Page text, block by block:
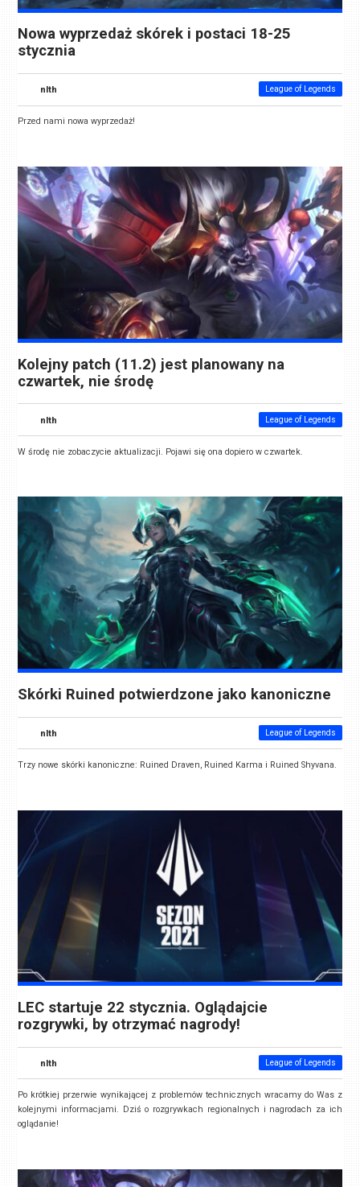
Nowa wyprzedaż skórek i postaci 18-25
stycznia
nlth League of Legends
Przed nami nowa wyprzedaż!
Kolejny patch (11.2) jest planowany na
czwartek, nie środę
nlth League of Legends
W środę nie zobaczycie aktualizacji. Pojawi się ona dopiero w czwartek.
Skórki Ruined potwierdzone jako kanoniczne
nlth League of Legends
Trzy nowe skórki kanoniczne: Ruined Draven, Ruined Karma i Ruined Shyvana.
LEC startuje 22 stycznia. Oglądajcie
rozgrywki, by otrzymać nagrody!
nlth League of Legends
Po krótkiej przerwie wynikającej z problemów technicznych wracamy do Was z
kolejnymi informacjami. Dziś o rozgrywkach regionalnych i nagrodach za ich
oglądanie!